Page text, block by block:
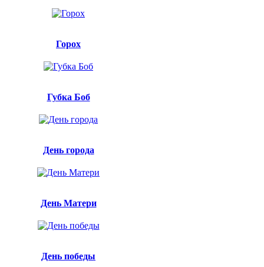
Горох
Губка Боб
День города
День Матери
День победы